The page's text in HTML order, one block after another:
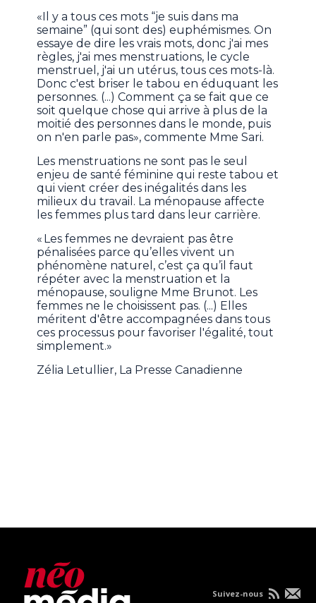
«Il y a tous ces mots “je suis dans ma
semaine” (qui sont des) euphémismes. On
essaye de dire les vrais mots, donc j'ai mes
règles, j'ai mes menstruations, le cycle
menstruel, j'ai un utérus, tous ces mots-là.
Donc c'est briser le tabou en éduquant les
personnes. (...) Comment ça se fait que ce
soit quelque chose qui arrive à plus de la
moitié des personnes dans le monde, puis
on n'en parle pas», commente Mme Sari.
Les menstruations ne sont pas le seul
enjeu de santé féminine qui reste tabou et
qui vient créer des inégalités dans les
milieux du travail. La ménopause affecte
les femmes plus tard dans leur carrière.
« Les femmes ne devraient pas être
pénalisées parce qu’elles vivent un
phénomène naturel, c’est ça qu’il faut
répéter avec la menstruation et la
ménopause, souligne Mme Brunot. Les
femmes ne le choisissent pas. (...) Elles
méritent d'être accompagnées dans tous
ces processus pour favoriser l'égalité, tout
simplement.»
Zélia Letullier, La Presse Canadienne
Suivez-nous